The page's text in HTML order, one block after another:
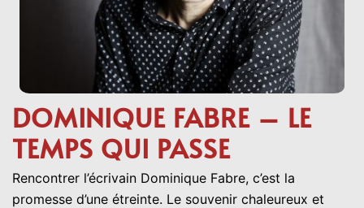
DOMINIQUE FABRE – LE
TEMPS QUI PASSE
Rencontrer l’écrivain Dominique Fabre, c’est la
promesse d’une étreinte. Le souvenir chaleureux et